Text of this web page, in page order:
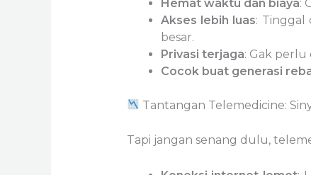
Hemat waktu dan biaya:
Akses lebih luas: Tinggal
besar.
Privasi terjaga: Gak perlu
Cocok buat generasi
Tantangan Telemedicine:
Tapi jangan senang dulu,